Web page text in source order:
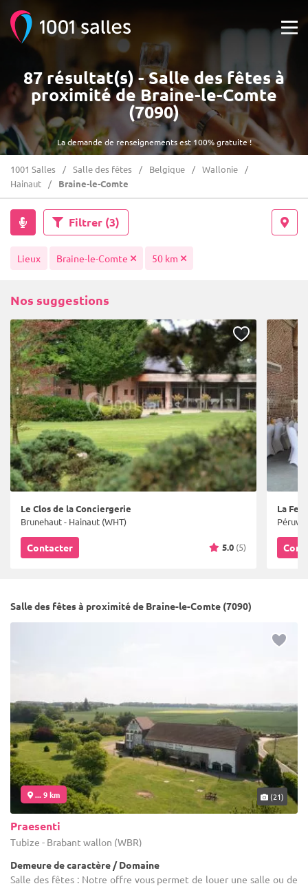
La demande de renseignements est 100% gratuite !
87 résultat(s) - Salle des fêtes à
proximité de Braine-le-Comte
(7090)
1001 Salles Salle des fêtes Belgique
Wallonie
Hainaut
Braine-le-Comte
Filtrer (3)
Lieux Braine-le-Comte 50 km
Nos suggestions
Le Clos de la Conciergerie
Brunehaut - Hainaut (WHT)
Contacter 5.0 (5)
La
Salle des fêtes à proximité de Braine-le-Comte (7090)
... 9 km (21)
Praesenti
Tubize - Brabant wallon (WBR)
Demeure de caractère / Domaine
Salle des fêtes : Notre offre vous permet de louer une salle ou de